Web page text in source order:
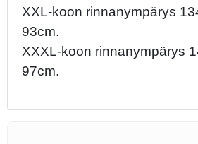
XXL-koon rinnanympärys
93cm.
XXXL-koon rinnanympärys
97cm.